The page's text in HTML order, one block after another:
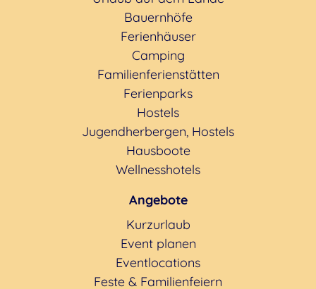
Bauernhöfe
Ferienhäuser
Camping
Familienferienstätten
Ferienparks
Hostels
Jugendherbergen, Hostels
Hausboote
Wellnesshotels
Angebote
Kurzurlaub
Event planen
Eventlocations
Feste & Familienfeiern